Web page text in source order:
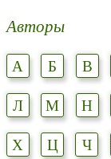
Авторы
А Б В
Л
М Н
Х
Ц Ч